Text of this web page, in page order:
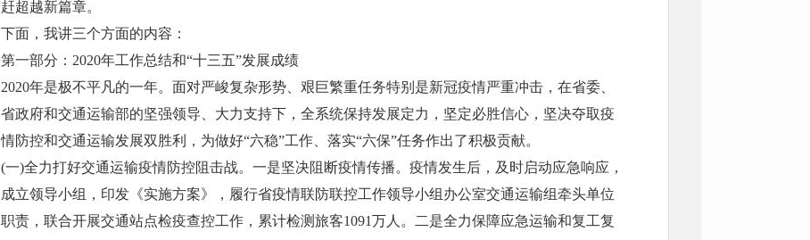
赶超越新篇章。
下面，我讲三个方面的内容：
第一部分：2020年工作总结和“十三五”发展成绩
2020年是极不平凡的一年。面对严峻复杂形势、艰巨繁重任务特别是新冠疫情严重冲击，在省委、
省政府和交通运输部的坚强领导、大力支持下，全系统保持发展定力，坚定必胜信心，坚决夺取疫
情防控和交通运输发展双胜利，为做好“六稳”工作、落实“六保”任务作出了积极贡献。
(一)全力打好交通运输疫情防控阻击战。一是坚决阻断疫情传播。疫情发生后，及时启动应急响应，
成立领导小组，印发《实施方案》，履行省疫情联防联控工作领导小组办公室交通运输组牵头单位
职责，联合开展交通站点检疫查控工作，累计检测旅客1091万人。二是全力保障应急运输和复工复